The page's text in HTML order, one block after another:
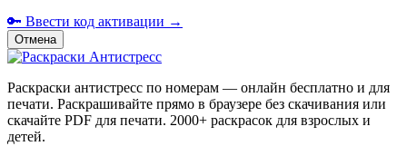
🔑 Ввести код активации →
Отмена
Раскраски антистресс по номерам — онлайн бесплатно и для
печати. Раскрашивайте прямо в браузере без скачивания или
скачайте PDF для печати. 2000+ раскрасок для взрослых и
детей.